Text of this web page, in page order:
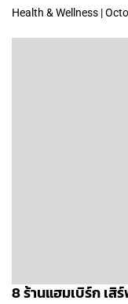
Health & Wellness |
8 ร้านแฮมเบิร์ก เสิ